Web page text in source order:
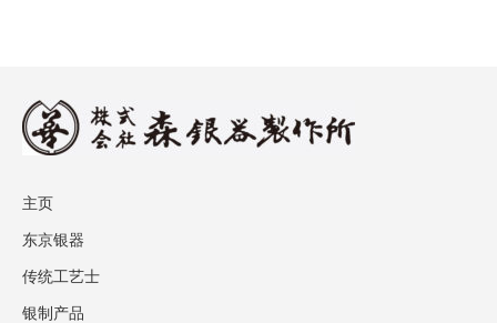
主页
东京银器
传统工艺士
银制产品